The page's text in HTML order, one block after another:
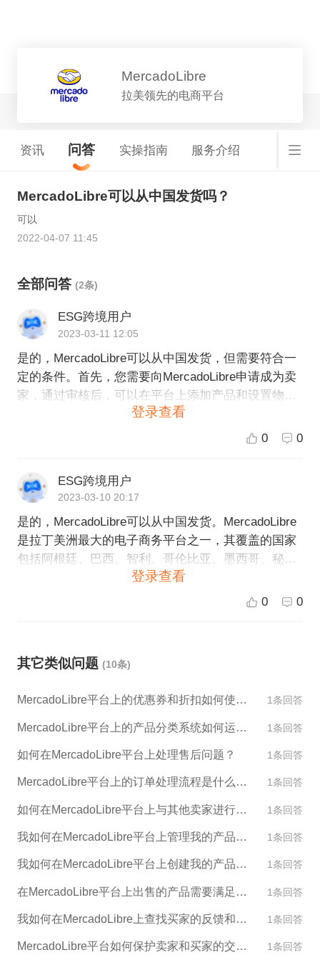
MercadoLibre
拉美领先的电商平台
资讯 问答 实操指南 服务介绍
MercadoLibre可以从中国发货吗？
可以
2022-04-07 11:45
全部问答 (2条)
ESG跨境用户
2023-03-11 12:05
是的，MercadoLibre可以从中国发货，但需要符合一
定的条件。首先，您需要向MercadoLibre申请成为卖
家，通过审核后，可以在平台上添加产品和设置物流
方式。其次，为了从中国发货，您需要合作物流合作
伙伴或者自己拥有物流资源，并且需要确保您的产品
收政策，以避免不必要的麻烦。如果您需要更多关于
在MercadoLibre上从中国发货的详细信息，建议直接
联系MercadoLibre客户服务或物流合作伙伴以获取更
详细的咨询和帮助。
登录查看
0 0
ESG跨境用户
2023-03-10 20:17
是的，MercadoLibre可以从中国发货。MercadoLibre
是拉丁美洲最大的电子商务平台之一，其覆盖的国家
包括阿根廷、巴西、智利、哥伦比亚、墨西哥、秘
鲁、乌拉圭和委内瑞拉，其中也包括中国。如果您是
中国的卖家，需要向拉丁美洲的客户销售产品，可以
发往拉丁美洲。值得注意的是，由于跨境物流的复杂
程。如果您需要更多关于在MercadoLibre上销售产品
的信息，请联系ESG跨境电商，我们将为您提供一对
登录查看
0 0
其它类似问题 (10条)
MercadoLibre平台上的优惠券和折扣如何使用？ 1条回答
MercadoLibre平台上的产品分类系统如何运作？ 1条回答
如何在MercadoLibre平台上处理售后问题？ 1条回答
MercadoLibre平台上的订单处理流程是什么样的？ 1条回答
如何在MercadoLibre平台上与其他卖家进行交流和合作？ 1条回答
我如何在MercadoLibre平台上管理我的产品库存？ 1条回答
我如何在MercadoLibre平台上创建我的产品描述和图片？ 1条回答
在MercadoLibre平台上出售的产品需要满足哪些标准？ 1条回答
我如何在MercadoLibre上查找买家的反馈和评论？ 1条回答
MercadoLibre平台如何保护卖家和买家的交易安全？ 1条回答